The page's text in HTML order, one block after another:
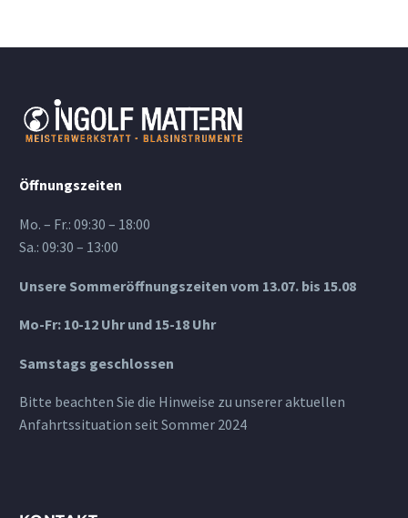
Öffnungszeiten
Mo. – Fr.: 09:30 – 18:00
Sa.: 09:30 – 13:00
Unsere Sommeröffnungszeiten vom 13.07. bis 15.08
Mo-Fr: 10-12 Uhr und 15-18 Uhr
Samstags geschlossen
Bitte beachten Sie die Hinweise zu unserer aktuellen
Anfahrtssituation seit Sommer 2024